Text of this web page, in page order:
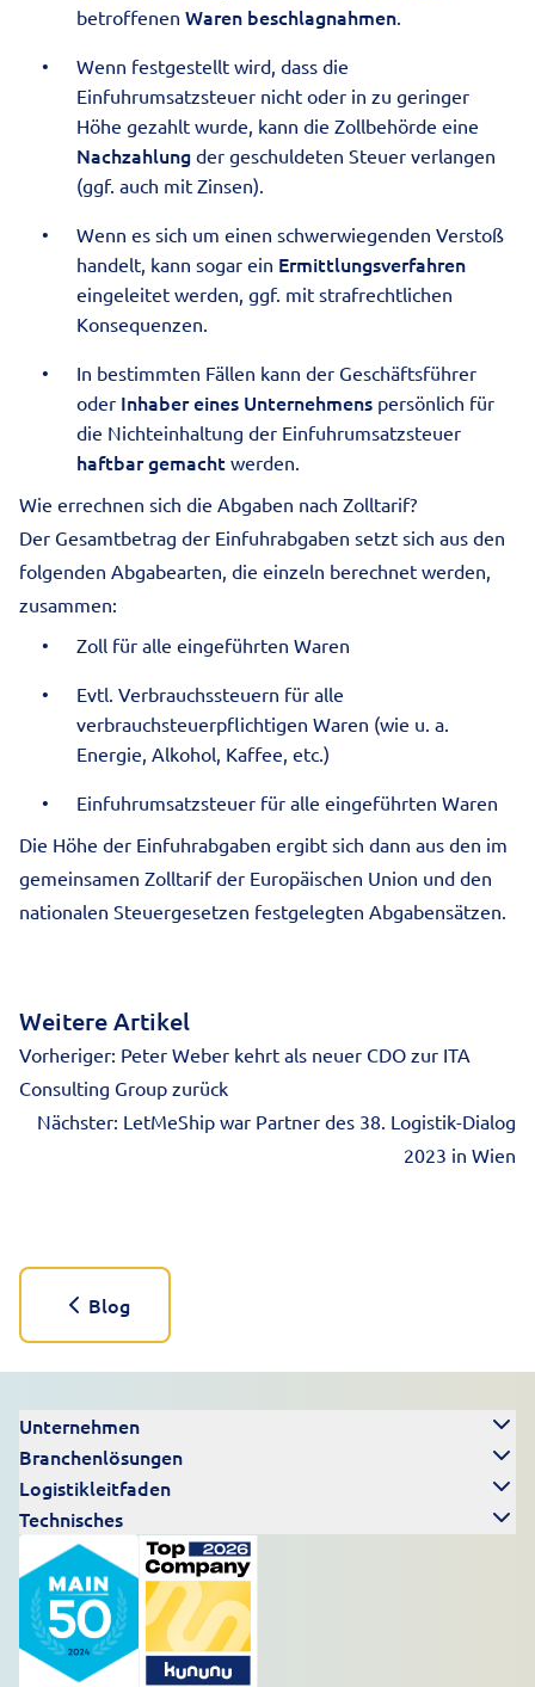
betroffenen Waren beschlagnahmen.
Wenn festgestellt wird, dass die
Einfuhrumsatzsteuer nicht oder in zu geringer
Höhe gezahlt wurde, kann die Zollbehörde eine
Nachzahlung der geschuldeten Steuer verlangen
(ggf. auch mit Zinsen).
Wenn es sich um einen schwerwiegenden Verstoß
handelt, kann sogar ein Ermittlungsverfahren
eingeleitet werden, ggf. mit strafrechtlichen
Konsequenzen.
In bestimmten Fällen kann der Geschäftsführer
oder Inhaber eines Unternehmens persönlich für
die Nichteinhaltung der Einfuhrumsatzsteuer
haftbar gemacht werden.
Wie errechnen sich die Abgaben nach Zolltarif?
Der Gesamtbetrag der Einfuhrabgaben setzt sich aus den
folgenden Abgabearten, die einzeln berechnet werden,
zusammen:
Zoll für alle eingeführten Waren
Evtl. Verbrauchssteuern für alle
verbrauchsteuerpflichtigen Waren (wie u. a.
Energie, Alkohol, Kaffee, etc.)
Einfuhrumsatzsteuer für alle eingeführten Waren
Die Höhe der Einfuhrabgaben ergibt sich dann aus den im
gemeinsamen Zolltarif der Europäischen Union und den
nationalen Steuergesetzen festgelegten Abgabensätzen.
Weitere Artikel
Vorheriger: Peter Weber kehrt als neuer CDO zur ITA
Consulting Group zurück
Nächster: LetMeShip war Partner des 38. Logistik-Dialog
2023 in Wien
Blog
Unternehmen
Branchenlösungen
Logistikleitfaden
Technisches